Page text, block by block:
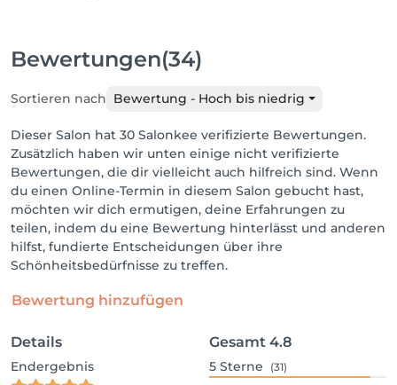
Bewertungen(34)
Sortieren nach Bewertung - Hoch bis niedrig
Dieser Salon hat 30 Salonkee verifizierte Bewertungen.
Zusätzlich haben wir unten einige nicht verifizierte
Bewertungen, die dir vielleicht auch hilfreich sind. Wenn
du einen Online-Termin in diesem Salon gebucht hast,
möchten wir dich ermutigen, deine Erfahrungen zu
teilen, indem du eine Bewertung hinterlässt und anderen
hilfst, fundierte Entscheidungen über ihre
Schönheitsbedürfnisse zu treffen.
Bewertung hinzufügen
Details
Endergebnis
Gesamt 4.8
5 Sterne (31)